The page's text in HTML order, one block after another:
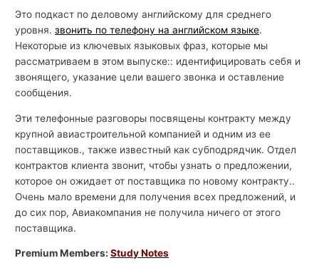
Это подкаст по деловому английскому для среднего
уровня.звонить по телефону на английском языке.
Некоторые из ключевых языковых фраз, которые мы
рассматриваем в этом выпуске:: идентифицировать себя и
звонящего, указание цели вашего звонка и оставление
сообщения.
Эти телефонные разговоры посвящены контракту между
крупной авиастроительной компанией и одним из ее
поставщиков., также известный как субподрядчик. Отдел
контрактов клиента звонит, чтобы узнать о предложении,
которое он ожидает от поставщика по новому контракту..
Очень мало времени для получения всех предложений, и
до сих пор, Авиакомпания не получила ничего от этого
поставщика.
Premium Members:Study Notes